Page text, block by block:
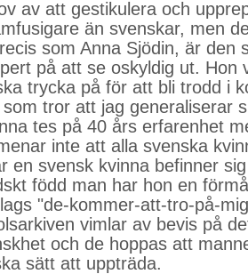
av att gestikulera och
än svenskar, men
som Anna Sjödin, är den
på att se oskyldig ut. Hon
trycka på för att bli trodd i
tror att jag generaliserar
tes på 40 års erfarenhet
inte att alla svenska
en svensk kvinna befinner
född man har hon en
"de-kommer-att-tro-på-
vimlar av bevis på
och de hoppas att
sätt att uppträda.